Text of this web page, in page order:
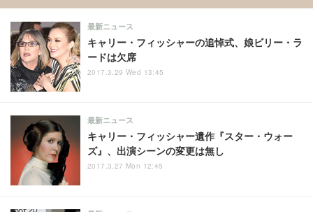
キャリー・フィッシャーの追悼式、娘ビリー・ラ
ードは欠席
最新ニュース
2017.3.29 Wed 13:45
キャリー・フィッシャー遺作『スター・ウォー
ズ』、出演シーンの変更は無し
最新ニュース
2017.3.27 Mon 12:45